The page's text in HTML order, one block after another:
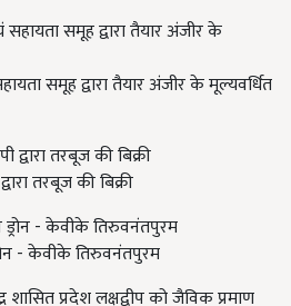
समूह द्वारा तैयार अंजीर के मूल्यवर्धित
तरबूज की बिक्री
- केवीके तिरुवनंतपुरम